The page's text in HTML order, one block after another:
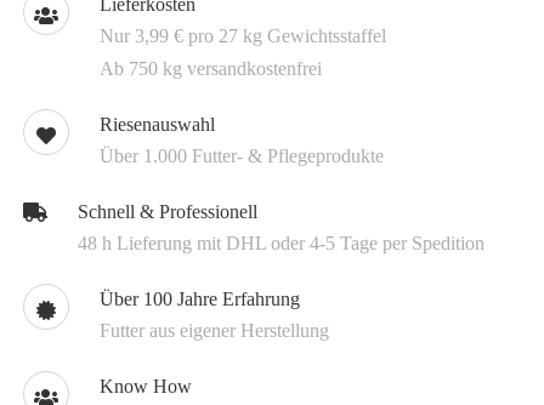
Nur 3,99 € pro 27 kg Gewichtsstaffel
Ab 750 kg versandkostenfrei
Riesenauswahl
Über 1.000 Futter- & Pflegeprodukte
Schnell & Professionell
48 h Lieferung mit DHL oder 4-5 Tage per Spedition
Über 100 Jahre Erfahrung
Futter aus eigener Herstellung
Know How